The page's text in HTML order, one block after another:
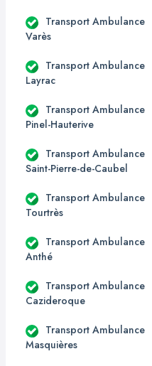
Transport Ambulance
Varès
Transport Ambulance
Layrac
Transport Ambulance
Pinel-Hauterive
Transport Ambulance
Saint-Pierre-de-Caubel
Transport Ambulance
Tourtrès
Transport Ambulance
Anthé
Transport Ambulance
Cazideroque
Transport Ambulance
Masquières